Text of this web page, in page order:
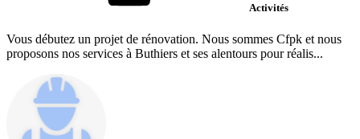
Activités
Vous débutez un projet de rénovation. Nous sommes Cfpk et nous
proposons nos services à Buthiers et ses alentours pour réalis...